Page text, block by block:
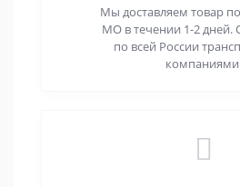
Мы доставляем товар
МО в течении 1-2 дней.
по всей России